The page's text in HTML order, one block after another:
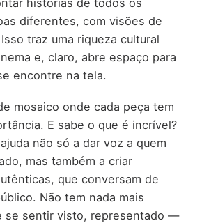
diferentes, com visões de
traz uma riqueza cultural
e, claro, abre espaço para
encontre na tela.
mosaico onde cada peça tem
E sabe o que é incrível?
não só a dar voz a quem
mas também a criar
que conversam de
Não tem nada mais
se sentir visto, representado —